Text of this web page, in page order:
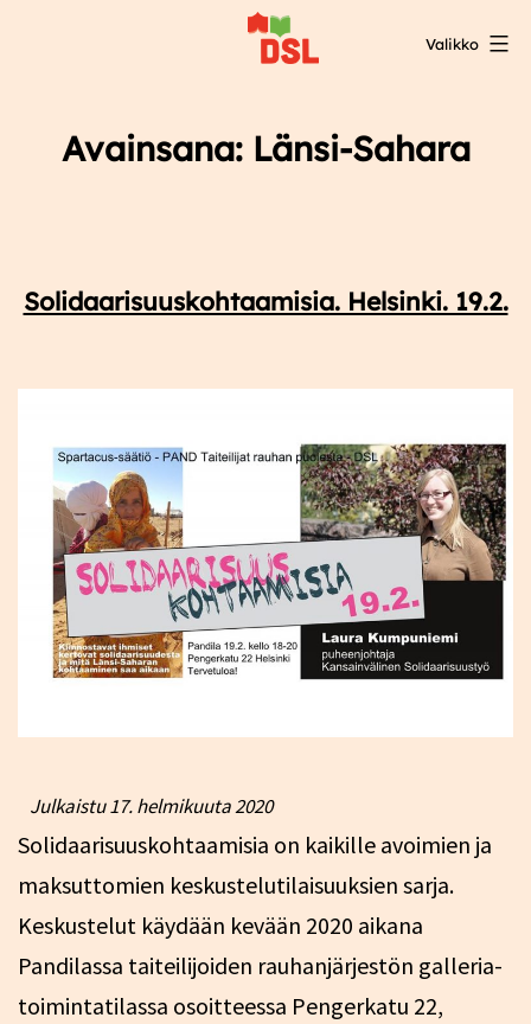
Valikko
Avainsana: Länsi-Sahara
Solidaarisuuskohtaamisia. Helsinki. 19.2.
Julkaistu17. helmikuuta 2020
Solidaarisuuskohtaamisia on kaikille avoimien ja
maksuttomien keskustelutilaisuuksien sarja.
Keskustelut käydään kevään 2020 aikana
Pandilassa taiteilijoiden rauhanjärjestön galleria-
toimintatilassa osoitteessa Pengerkatu 22,